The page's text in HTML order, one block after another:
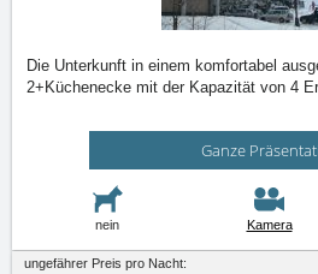
Die Unterkunft in einem komfortabel
2+Küchenecke mit der Kapazität von 4
Ganze
nein Kamera
ungefährer Preis pro Nacht: